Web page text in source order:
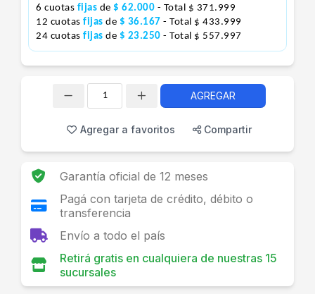
6 cuotas fijas de $ 62.000 - Total $ 371.999
12 cuotas fijas de $ 36.167 - Total $ 433.999
24 cuotas fijas de $ 23.250 - Total $ 557.997
AGREGAR
Agregar a favoritos Compartir
Garantía oficial de 12 meses
Pagá con tarjeta de crédito, débito o
transferencia
Envío a todo el país
Retirá gratis en cualquiera de nuestras 15
sucursales